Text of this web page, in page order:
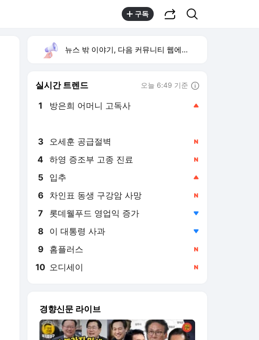
구독
뉴스 밖 이야기, 다음 커뮤니티 웹에서 보기
실시간 트렌드 오늘 6:49 기준
1 방은희 어머니 고독사
3 오세훈 공급절벽
4 하영 증조부 고종 진료
5 입추
6 차인표 동생 구강암 사망
7 롯데웰푸드 영업익 증가
8 이 대통령 사과
9 홈플러스
10 오디세이
경향신문 라이브